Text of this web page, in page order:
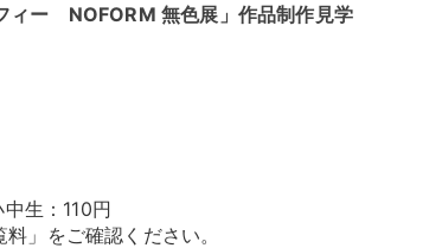
ィー NOFORM 無色展」作品制作見学
生：110円
」をご確認ください。